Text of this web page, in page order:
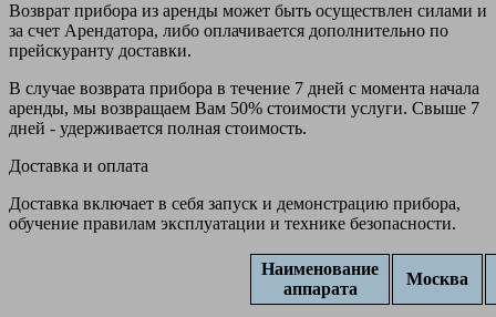
Возврат прибора из аренды может быть осуществлен силами и
за счет Арендатора, либо оплачивается дополнительно по
прейскуранту доставки.
В случае возврата прибора в течение 7 дней с момента начала
аренды, мы возвращаем Вам 50% стоимости услуги. Свыше 7
дней - удерживается полная стоимость.
Доставка и оплата
Доставка включает в себя запуск и демонстрацию прибора,
обучение правилам эксплуатации и технике безопасности.
Наименование
аппарата
Москва